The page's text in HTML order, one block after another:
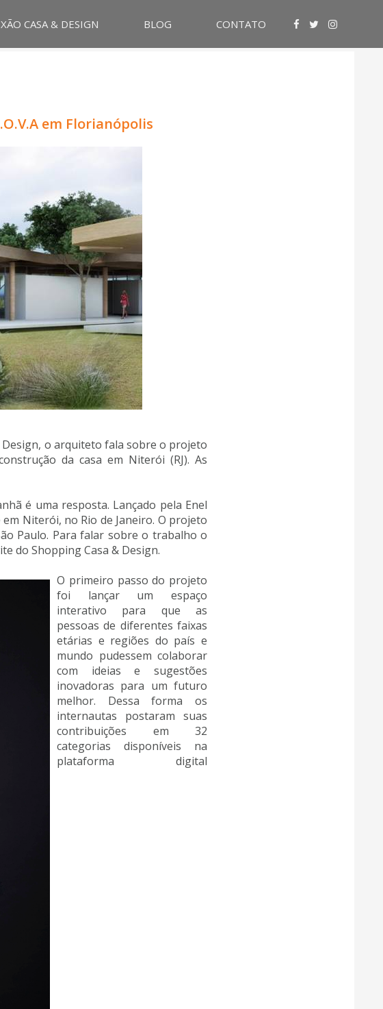
CASA & DESIGN BLOG CONTATO
em Florianópolis
Design, o arquiteto fala sobre o projeto
da casa em Niterói (RJ). As
é uma resposta. Lançado pela Enel
Niterói, no Rio de Janeiro. O projeto
Paulo. Para falar sobre o trabalho o
do Shopping Casa & Design.
O primeiro passo do projeto
foi lançar um espaço
interativo para que as
pessoas de diferentes faixas
etárias e regiões do país e
mundo pudessem colaborar
com ideias e sugestões
inovadoras para um futuro
melhor. Dessa forma os
internautas postaram suas
contribuições em 32
categorias disponíveis na
plataforma digital